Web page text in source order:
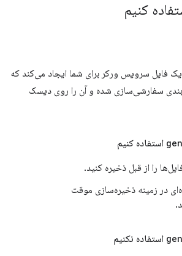
کنیم
یک فایل سرویس ورکر برای شما ایجاد می‌کند که
سفارشی‌سازی شده و آن را روی دیسک
استفاده کنیم
را از قبل ذخیره کنید.
در زمینه ذخیره‌سازی موقت
استفاده نکنیم